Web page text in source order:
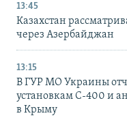
13:45
Казахстан
через Азербайджан
13:15
В ГУР МО Украины
установкам С-400 и
в Крыму